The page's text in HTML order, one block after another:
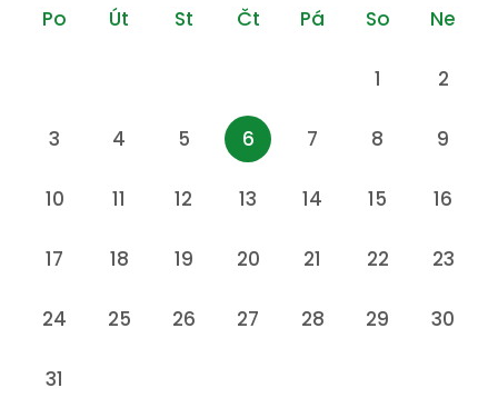
Po Út St Čt Pá So Ne
1 2
3 4 5 6 7 8 9
10 11 12 13 14 15 16
17 18 19 20 21 22 23
24 25 26 27 28 29 30
31